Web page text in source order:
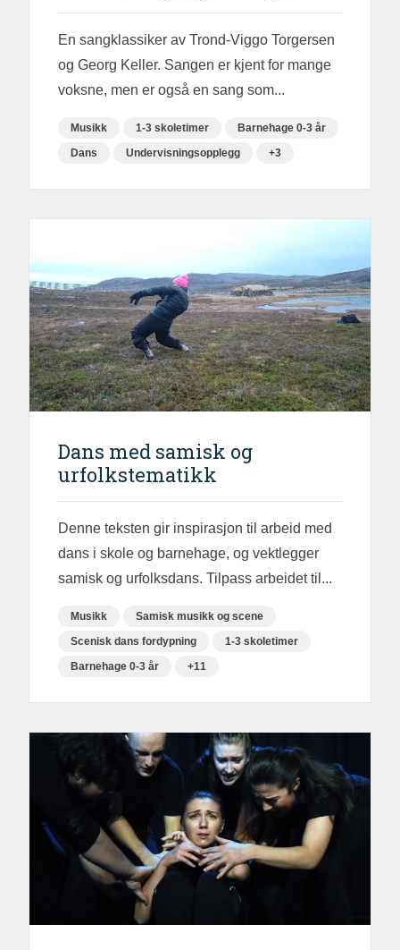
En sangklassiker av Trond-Viggo Torgersen
og Georg Keller. Sangen er kjent for mange
voksne, men er også en sang som...
Musikk 1-3 skoletimer
Barnehage 0-3 år
Dans
Undervisningsopplegg +3
Dans med samisk og
urfolkstematikk
Denne teksten gir inspirasjon til arbeid med
dans i skole og barnehage, og vektlegger
samisk og urfolksdans. Tilpass arbeidet til...
Musikk
Samisk musikk og scene
Scenisk dans fordypning
1-3 skoletimer
Barnehage 0-3 år
+11